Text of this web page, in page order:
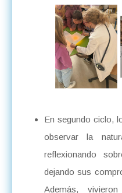
En segundo ciclo,
observar la
reflexionando
dejando sus
Además,